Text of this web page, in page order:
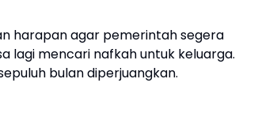
harapan agar pemerintah segera
lagi mencari nafkah untuk keluarga.
bulan diperjuangkan.